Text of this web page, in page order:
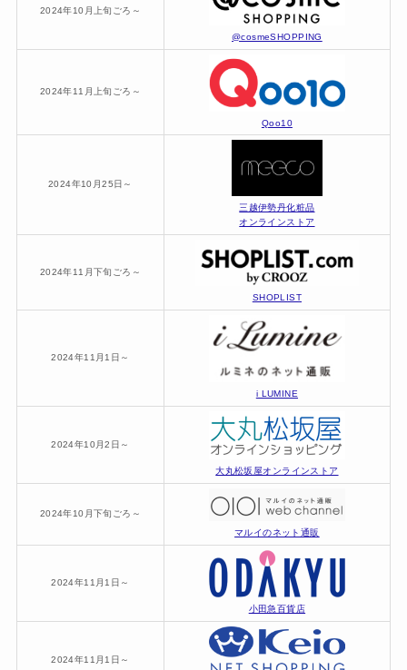
2024年10月上旬ごろ～
@cosmeSHOPPING
2024年11月上旬ごろ～
Qoo10
2024年10月25日～
三越伊勢丹化粧品
オンラインストア
2024年11月下旬ごろ～
SHOPLIST
2024年11月1日～
i LUMINE
2024年10月2日～
大丸松坂屋オンラインストア
2024年10月下旬ごろ～
マルイのネット通販
2024年11月1日～
小田急百貨店
2024年11月1日～